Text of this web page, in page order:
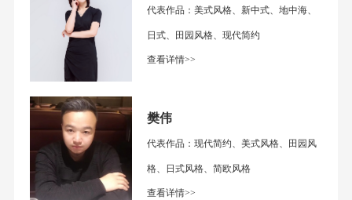
代表作品：美式风格、新中式、地中海、
日式、田园风格、现代简约
查看详情>>
樊伟
代表作品：现代简约、美式风格、田园风
格、日式风格、简欧风格
查看详情>>